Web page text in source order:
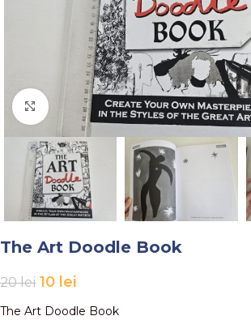
Faceți click pentru a mări
The Art Doodle Book
20lei 10 lei
The Art Doodle Book